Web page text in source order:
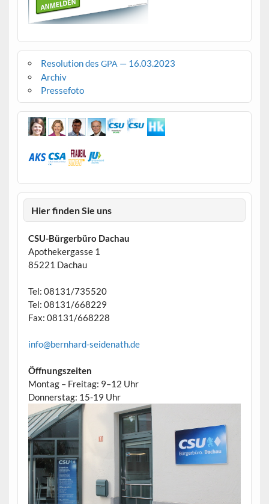
Resolution des GPA — 16.03.2023
Archiv
Pressefoto
Hier finden Sie uns
CSU-Bürgerbüro Dachau
Apothekergasse 1
85221 Dachau
Tel: 08131/735520
Tel: 08131/668229
Fax: 08131/668228
info@bernhard-seidenath.de
Öffnungszeiten
Montag – Freitag: 9–12 Uhr
Donnerstag: 15-19 Uhr